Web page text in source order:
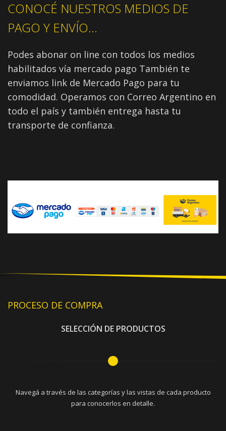
CONOCÉ NUESTROS MEDIOS DE
PAGO Y ENVÍO...
Podes abonar on line con todos los medios
habilitados vía mercado pago También te
enviamos link de Mercado Pago para tu
comodidad. Operamos con Correo Argentino en
todo el país y también entrega hasta tu
transporte de confianza.
PROCESO DE COMPRA
SELECCIÓN DE PRODUCTOS
Navegá a través de las categorías y las vistas de cada producto
para conocerlos en detalle.